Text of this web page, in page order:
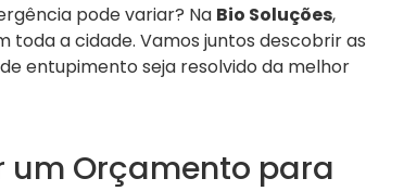
pode variar? Na Bio Soluções,
a cidade. Vamos juntos descobrir as
entupimento seja resolvido da melhor
um Orçamento para